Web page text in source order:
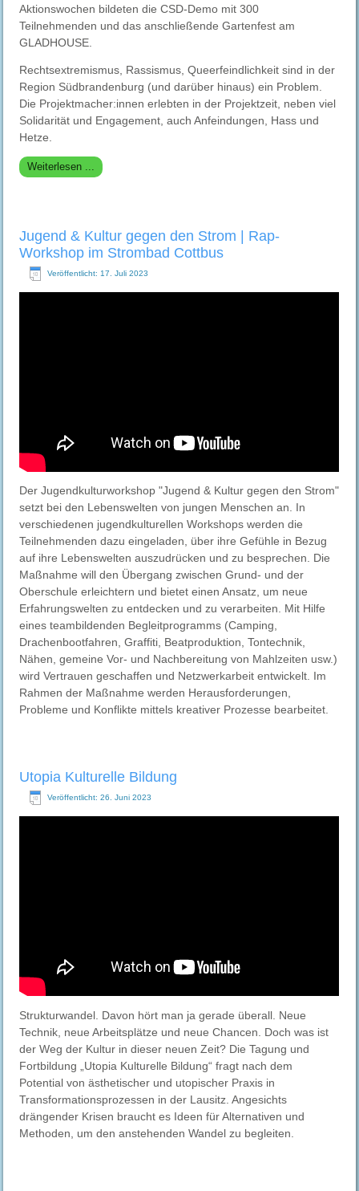
Aktionswochen bildeten die CSD-Demo mit 300
Teilnehmenden und das anschließende Gartenfest am
GLADHOUSE.
Rechtsextremismus, Rassismus, Queerfeindlichkeit sind in der
Region Südbrandenburg (und darüber hinaus) ein Problem.
Die Projektmacher:innen erlebten in der Projektzeit, neben viel
Solidarität und Engagement, auch Anfeindungen, Hass und
Hetze.
Weiterlesen ...
Jugend & Kultur gegen den Strom | Rap-
Workshop im Strombad Cottbus
Veröffentlicht: 17. Juli 2023
Der Jugendkulturworkshop "Jugend & Kultur gegen den Strom"
setzt bei den Lebenswelten von jungen Menschen an. In
verschiedenen jugendkulturellen Workshops werden die
Teilnehmenden dazu eingeladen, über ihre Gefühle in Bezug
auf ihre Lebenswelten auszudrücken und zu besprechen. Die
Maßnahme will den Übergang zwischen Grund- und der
Oberschule erleichtern und bietet einen Ansatz, um neue
Erfahrungswelten zu entdecken und zu verarbeiten. Mit Hilfe
eines teambildenden Begleitprogramms (Camping,
Drachenbootfahren, Graffiti, Beatproduktion, Tontechnik,
Nähen, gemeine Vor- und Nachbereitung von Mahlzeiten usw.)
wird Vertrauen geschaffen und Netzwerkarbeit entwickelt. Im
Rahmen der Maßnahme werden Herausforderungen,
Probleme und Konflikte mittels kreativer Prozesse bearbeitet.
Utopia Kulturelle Bildung
Veröffentlicht: 26. Juni 2023
Strukturwandel. Davon hört man ja gerade überall. Neue
Technik, neue Arbeitsplätze und neue Chancen. Doch was ist
der Weg der Kultur in dieser neuen Zeit? Die Tagung und
Fortbildung „Utopia Kulturelle Bildung“ fragt nach dem
Potential von ästhetischer und utopischer Praxis in
Transformationsprozessen in der Lausitz. Angesichts
drängender Krisen braucht es Ideen für Alternativen und
Methoden, um den anstehenden Wandel zu begleiten.